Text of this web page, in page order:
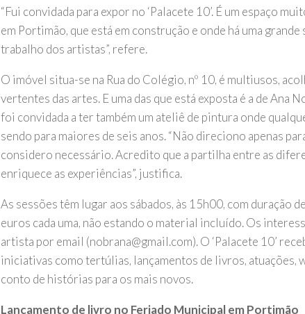
“Fui convidada para expor no ‘Palacete 10’. É um espaço
em Portimão, que está em construção e onde há uma
trabalho dos artistas”, refere.
O imóvel situa-se na Rua do Colégio, nº 10, é multiusos,
vertentes das artes. E uma das que está exposta é a de Ana
foi convidada a ter também um ateliê de pintura onde
sendo para maiores de seis anos. “Não direciono apenas
considero necessário. Acredito que a partilha entre as
enriquece as experiências”, justifica.
As sessões têm lugar aos sábados, às 15h00, com duração
euros cada uma, não estando o material incluído. Os
artista por email (nobrana@gmail.com). O ‘Palacete 10’
iniciativas como tertúlias, lançamentos de livros, atuações,
conto de histórias para os mais novos.
Lançamento de livro no Feriado Municipal em Portimão